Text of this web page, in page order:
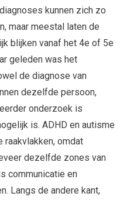
kunnen zich zo
maar meestal laten de
blijken vanaf het 4e of 5e
geleden was het
de diagnose van
dezelfde persoon,
onderzoek is
is. ADHD en autisme
raakvlakken, omdat
dezelfde zones van
communicatie en
Langs de andere kant,